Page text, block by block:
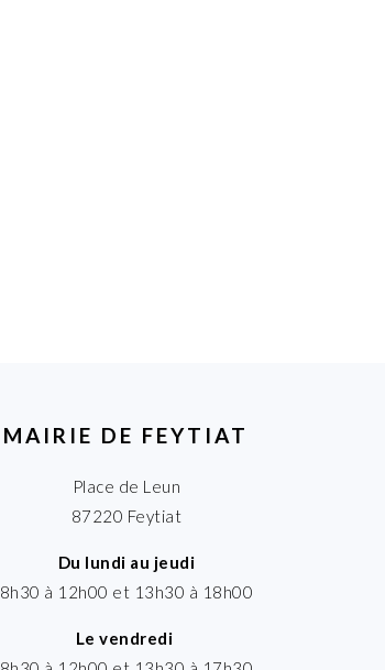
MAIRIE DE FEYTIAT
Place de Leun
87220 Feytiat
Du lundi au jeudi
8h30 à 12h00 et 13h30 à 18h00
Le vendredi